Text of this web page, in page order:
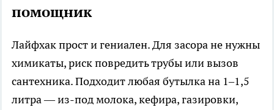
помощник
Лайфхак прост и гениален. Для засора не нужны
химикаты, риск повредить трубы или вызов
сантехника. Подходит любая бутылка на 1–1,5
литра — из-под молока, кефира, газировки,